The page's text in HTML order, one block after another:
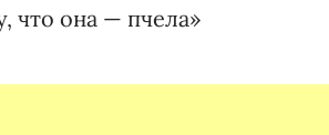
что она — пчела»